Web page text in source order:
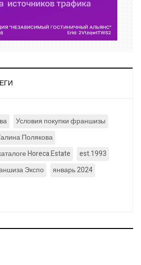
Условия покупки франшизы
Полякова
Horeca.Estate
est.1993
Экспо
январь 2024